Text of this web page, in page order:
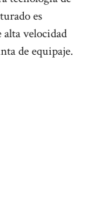
es
alta velocidad
de equipaje.